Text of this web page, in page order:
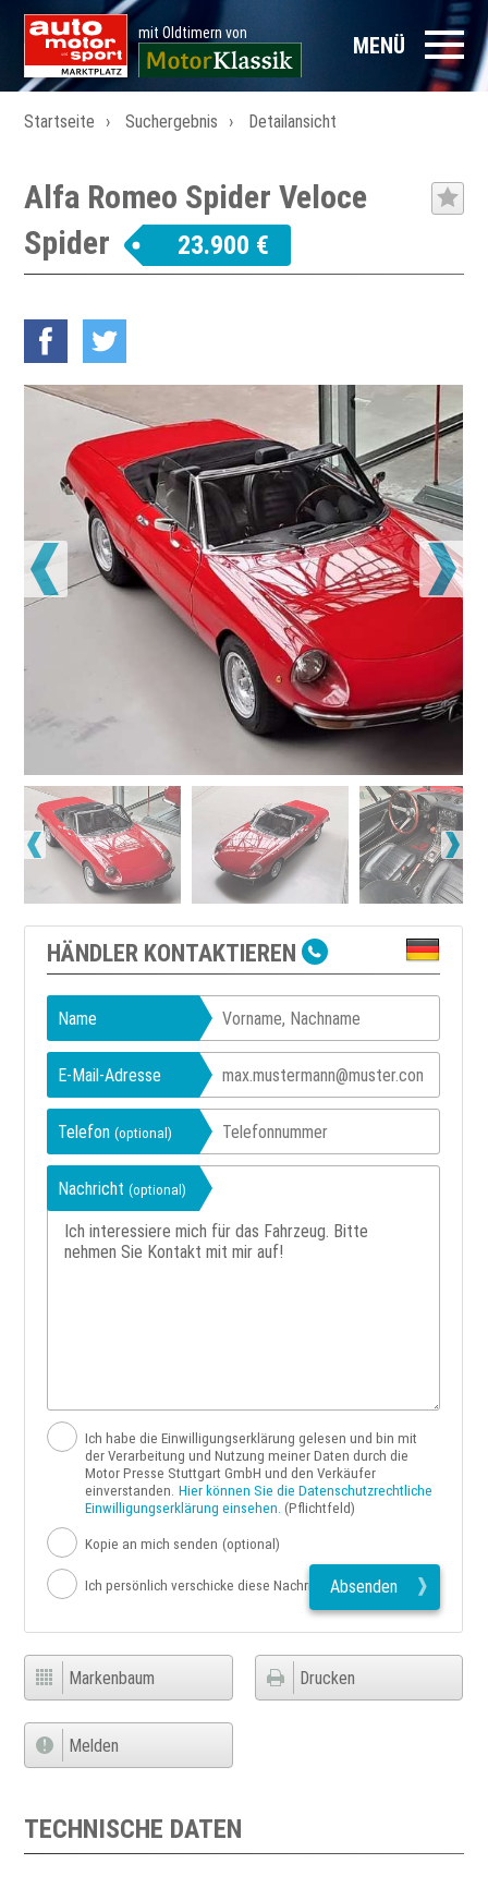
mit Oldtimern von MENÜ
Startseite Suchergebnis Detailansicht
Alfa Romeo Spider Veloce
Spider
23.900 €
HÄNDLER KONTAKTIEREN
Name
E-Mail-Adresse
Telefon(optional)
Nachricht(optional)
Ich habe die Einwilligungserklärung gelesen und bin mit
der Verarbeitung und Nutzung meiner Daten durch die
Motor Presse Stuttgart GmbH und den Verkäufer
einverstanden. Hier können Sie die Datenschutzrechtliche
Einwilligungserklärung einsehen. (Pflichtfeld)
Kopie an mich senden (optional)
Ich persönlich verschicke diese Nachricht Absenden
Markenbaum Drucken
Melden
TECHNISCHE DATEN